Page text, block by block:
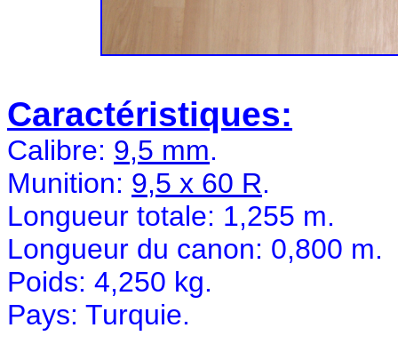
Caractéristiques:
Calibre: 9,5 mm.
Munition: 9,5 x 60 R.
Longueur totale: 1,255 m.
Longueur du canon: 0,800 m.
Poids: 4,250 kg.
Pays: Turquie.